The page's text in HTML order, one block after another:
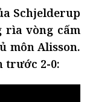
Schjelderup
rìa vòng cấm
môn Alisson.
trước 2-0: